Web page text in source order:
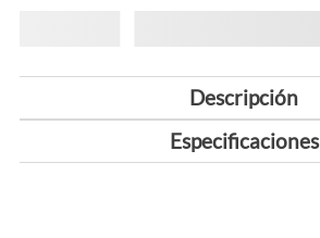
Descripción
Especificaciones